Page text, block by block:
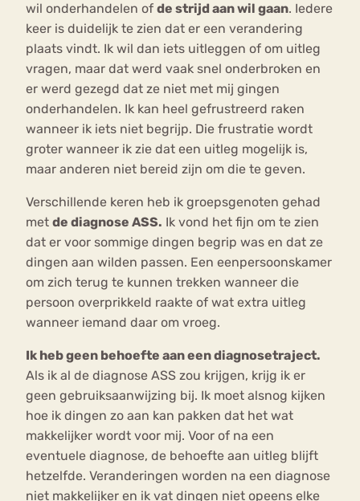
wil onderhandelen of de strijd aan wil gaan. Iedere
keer is duidelijk te zien dat er een verandering
plaats vindt. Ik wil dan iets uitleggen of om uitleg
vragen, maar dat werd vaak snel onderbroken en
er werd gezegd dat ze niet met mij gingen
onderhandelen. Ik kan heel gefrustreerd raken
wanneer ik iets niet begrijp. Die frustratie wordt
groter wanneer ik zie dat een uitleg mogelijk is,
maar anderen niet bereid zijn om die te geven.
Verschillende keren heb ik groepsgenoten gehad
met de diagnose ASS. Ik vond het fijn om te zien
dat er voor sommige dingen begrip was en dat ze
dingen aan wilden passen. Een eenpersoonskamer
om zich terug te kunnen trekken wanneer die
persoon overprikkeld raakte of wat extra uitleg
wanneer iemand daar om vroeg.
Ik heb geen behoefte aan een diagnosetraject.
Als ik al de diagnose ASS zou krijgen, krijg ik er
geen gebruiksaanwijzing bij. Ik moet alsnog kijken
hoe ik dingen zo aan kan pakken dat het wat
makkelijker wordt voor mij. Voor of na een
eventuele diagnose, de behoefte aan uitleg blijft
hetzelfde. Veranderingen worden na een diagnose
niet makkelijker en ik vat dingen niet opeens elke